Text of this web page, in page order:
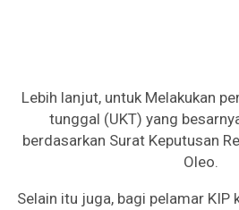
Lebih lanjut, untuk Melakukan
tunggal (UKT) yang
berdasarkan Surat Keputusan
Oleo.
Selain itu juga, bagi pelamar KIP